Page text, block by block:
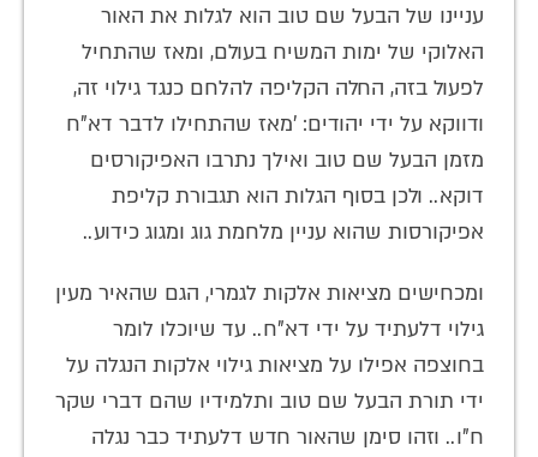
עניינו של הבעל שם טוב הוא לגלות את האור
האלוקי של ימות המשיח בעולם, ומאז שהתחיל
לפעול בזה, החלה הקליפה להלחם כנגד גילוי זה,
ודווקא על ידי יהודים: 'מאז שהתחילו לדבר דא"ח
מזמן הבעל שם טוב ואילך נתרבו האפיקורסים
דוקא.. ולכן בסוף הגלות הוא תגבורת קליפת
אפיקורסות שהוא עניין מלחמת גוג ומגוג כידוע..
ומכחישים מציאות אלקות לגמרי, הגם שהאיר מעין
גילוי דלעתיד על ידי דא"ח.. עד שיוכלו לומר
בחוצפה אפילו על מציאות גילוי אלקות הנגלה על
ידי תורת הבעל שם טוב ותלמידיו שהם דברי שקר
ח"ו.. וזהו סימן שהאור חדש דלעתיד כבר נגלה